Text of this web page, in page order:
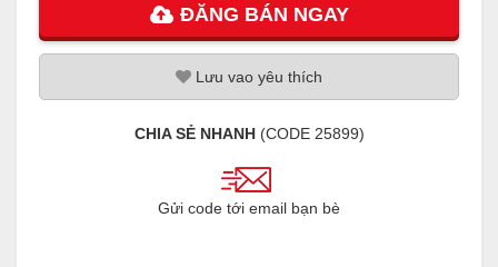
ĐĂNG BÁN NGAY
Lưu vao yêu thích
CHIA SẺ NHANH(CODE 25899)
Gửi code tới email bạn bè